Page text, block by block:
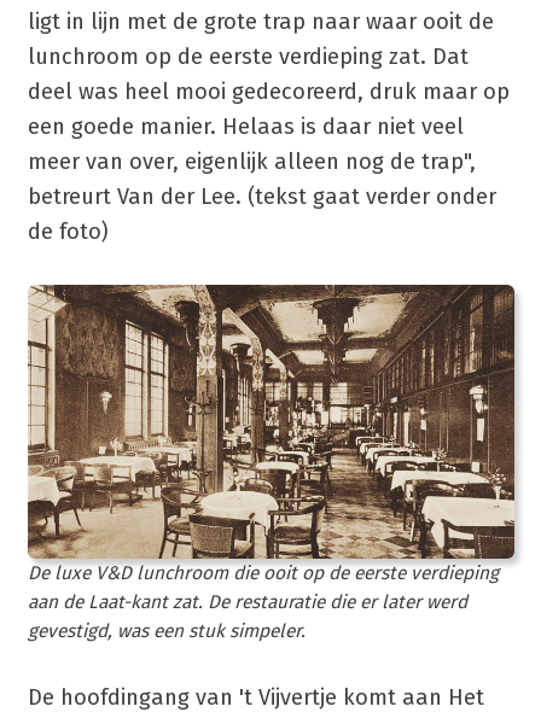
ligt in lijn met de grote trap naar waar ooit de
lunchroom op de eerste verdieping zat. Dat
deel was heel mooi gedecoreerd, druk maar op
een goede manier. Helaas is daar niet veel
meer van over, eigenlijk alleen nog de trap",
betreurt Van der Lee. (tekst gaat verder onder
de foto)
De luxe V&D lunchroom die ooit op de eerste verdieping
aan de Laat-kant zat. De restauratie die er later werd
gevestigd, was een stuk simpeler.
De hoofdingang van 't Vijvertje komt aan Het